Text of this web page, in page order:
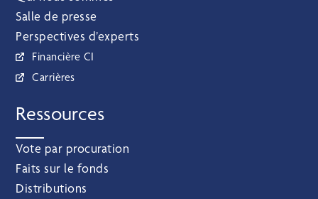
Salle de presse
Perspectives d’experts
Financière CI
Carrières
Ressources
Vote par procuration
Faits sur le fonds
Distributions